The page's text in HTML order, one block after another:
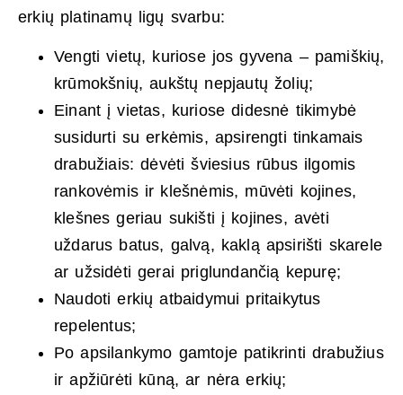
erkių platinamų ligų svarbu:
Vengti vietų, kuriose jos gyvena – pamiškių,
krūmokšnių, aukštų nepjautų žolių;
Einant į vietas, kuriose didesnė tikimybė
susidurti su erkėmis, apsirengti tinkamais
drabužiais: dėvėti šviesius rūbus ilgomis
rankovėmis ir klešnėmis, mūvėti kojines,
klešnes geriau sukišti į kojines, avėti
uždarus batus, galvą, kaklą apsirišti skarele
ar užsidėti gerai priglundančią kepurę;
Naudoti erkių atbaidymui pritaikytus
repelentus;
Po apsilankymo gamtoje patikrinti drabužius
ir apžiūrėti kūną, ar nėra erkių;